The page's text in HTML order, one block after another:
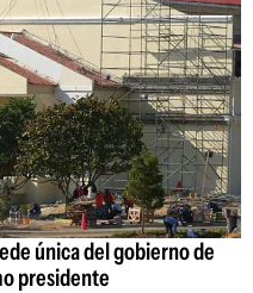
única del gobierno de
presidente